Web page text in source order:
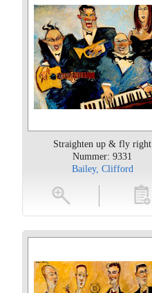
Straighten up & fly right
Nummer: 9331
Bailey, Clifford
toevoegen